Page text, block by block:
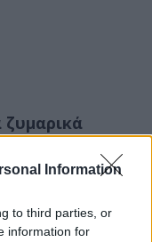
Information
to third parties, or
information for